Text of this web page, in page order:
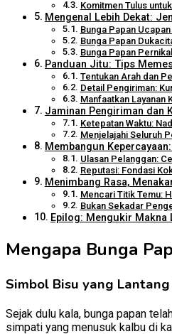
Komitmen Tulus
Mengenal Lebih Dekat:
Bunga Papan
Bunga Papan
Bunga Papan
Panduan Jitu: Tips
Tentukan Arah dan
Detail Pengiriman:
Manfaatkan Layanan
Jaminan Pengiriman dan
Ketepatan Waktu:
Menjelajahi Seluruh
Membangun
Ulasan Pelanggan:
Reputasi: Fondasi
Menimbang Rasa,
Mencari Titik Temu:
Bukan Sekadar
Epilog: Mengukir Makna
Mengapa Bunga
Simbol Bisu yang
Sejak dulu kala, bunga papan
simpati yang menusuk kalbu di